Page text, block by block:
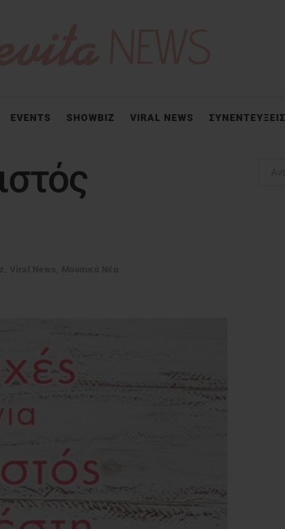
EVENTS SHOWBIZ VIRAL NEWS ΣΥΝΕΝΤΕΥΞΕΙΣ